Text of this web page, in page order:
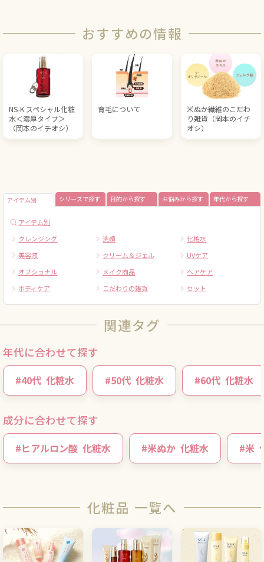
おすすめの情報
NS-K スペシャル化粧
水＜濃厚タイプ＞
（岡本のイチオシ）
育毛について
米ぬか繊維のこだわ
り雑貨（岡本のイチ
オシ）
アイテム別 シリーズで探す 目的から探す お悩みから探す 年代から探す
アイテム別
クレンジング
洗顔
化粧水
美容液
クリーム＆ジェル
UVケア
オプショナル
メイク商品
ヘアケア
ボディケア
こだわりの雑貨 セット
関連タグ
年代に合わせて探す
#40代 化粧水 #50代 化粧水 #60代 化粧水
成分に合わせて探す
#ヒアルロン酸 化粧水 #米ぬか 化粧水 #米
化粧品 一覧へ